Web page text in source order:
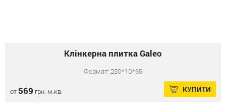
Клінкерна плитка Galeo
Формат: 250*10*65
от 569 грн. м.кв. КУПИТИ